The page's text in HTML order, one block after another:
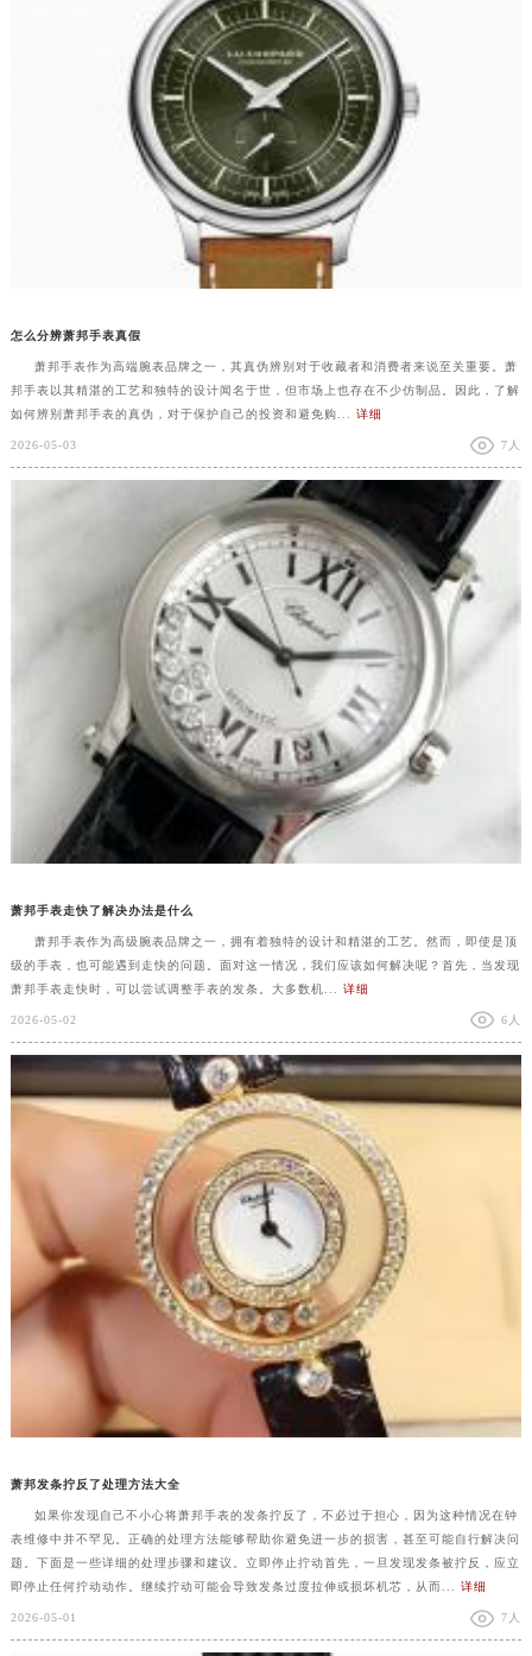
怎么分辨萧邦手表真假
萧邦手表作为高端腕表品牌之一，其真伪辨别对于收藏者和消费者来说至关重要。萧
邦手表以其精湛的工艺和独特的设计闻名于世，但市场上也存在不少仿制品。因此，了解
如何辨别萧邦手表的真伪，对于保护自己的投资和避免购... 详细
2026-05-03 7人
萧邦手表走快了解决办法是什么
萧邦手表作为高级腕表品牌之一，拥有着独特的设计和精湛的工艺。然而，即使是顶
级的手表，也可能遇到走快的问题。面对这一情况，我们应该如何解决呢？首先，当发现
萧邦手表走快时，可以尝试调整手表的发条。大多数机... 详细
2026-05-02 6人
萧邦发条拧反了处理方法大全
如果你发现自己不小心将萧邦手表的发条拧反了，不必过于担心，因为这种情况在钟
表维修中并不罕见。正确的处理方法能够帮助你避免进一步的损害，甚至可能自行解决问
题。下面是一些详细的处理步骤和建议。立即停止拧动首先，一旦发现发条被拧反，应立
即停止任何拧动动作。继续拧动可能会导致发条过度拉伸或损坏机芯，从而... 详细
2026-05-01 7人